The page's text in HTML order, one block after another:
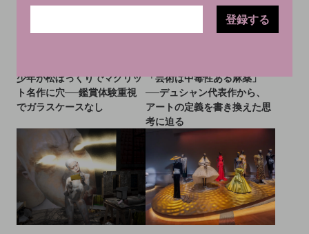
SOCIAL NEWS
少年が松ぼっくりでマグリッ
ト名作に穴──鑑賞体験重視
でガラスケースなし
CULTURE INSIGHT
「芸術は中毒性ある麻薬」
──デュシャン代表作から、
アートの定義を書き換えた思
考に迫る
登録する